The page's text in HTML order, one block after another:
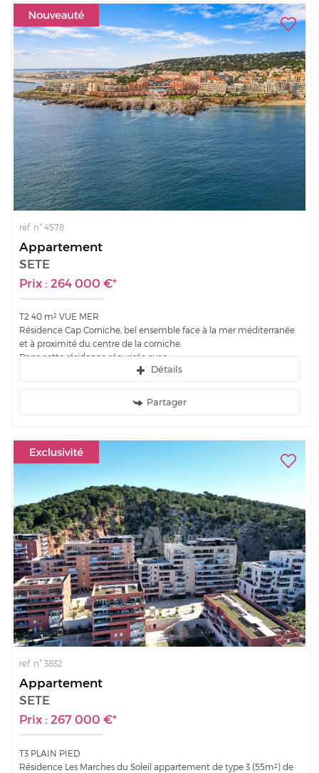
ref. n° 4578
Appartement
SETE
Prix : 264 000 €*
T2 40 m² VUE MER
Résidence Cap Corniche, bel ensemble face à la mer méditerranée
et à proximité du centre de la corniche.
Dans cette résidence sécurisée avec...
Détails
Partager
ref. n° 3832
Appartement
SETE
Prix : 267 000 €*
T3 PLAIN PIED
Résidence Les Marches du Soleil appartement de type 3 (55m²) de